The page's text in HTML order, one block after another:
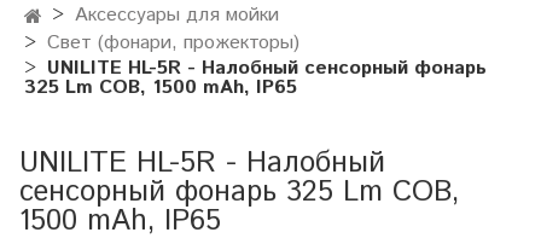
Аксессуары для мойки
Свет (фонари, прожекторы)
UNILITE HL-5R - Налобный сенсорный фонарь
325 Lm COB, 1500 mAh, IP65
UNILITE HL-5R - Налобный
сенсорный фонарь 325 Lm COB,
1500 mAh, IP65